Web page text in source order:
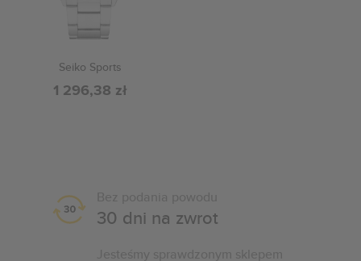
Seiko Sports
1 296,38 zł
30 dni na zwrot